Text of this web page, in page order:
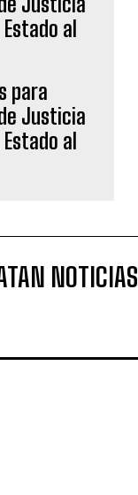
para
Justicia
al
NOTICIAS